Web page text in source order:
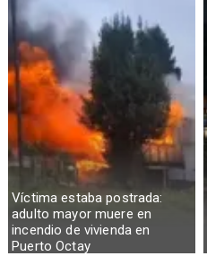
Víctima estaba postrada:
adulto mayor muere en
incendio de vivienda en
Puerto Octay